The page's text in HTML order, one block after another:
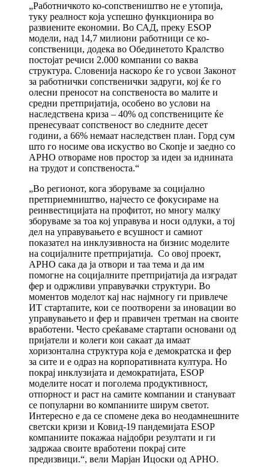
„Работничкото ко-сопствеништво не е утопија,
туку реалност која успешно функционира во
развиените економии. Во САД, преку ESOP
модели, над 14,7 милиони работници се ко-
сопственици, додека во Обединетото Кралство
постојат речиси 2.000 компании со ваква
структура. Словенија наскоро ќе го усвои Законот
за работнички сопственички задруги, кој ќе го
олесни преносот на сопственоста во малите и
средни претпријатија, особено во услови на
наследствена криза – 40% од сопствениците ќе
пренесуваат сопственост во следните десет
години, а 66% немаат наследствен план. Горд сум
што го носиме ова искуство во Скопје и заедно со
АРНО отвораме нов простор за идеи за иднината
на трудот и сопственоста.“
„Во регионот, кога зборуваме за социјално
претприемништво, најчесто се фокусираме на
реинвестицијата на профитот, но многу малку
зборуваме за тоа кој управува и носи одлуки, а тој
дел на управувањето е всушност и самиот
показател на инклузивноста на бизнис моделите
на социјалните претпријатија. Со овој проект,
АРНО сака да ја отвори и таа тема и да им
помогне на социјалните претпријатија да изградат
фер и одржливи управувачки структури. Во
моментов моделот кај нас најмногу ги привлече
ИТ стартапите, кои се поотворени за иновации во
управувањето и фер и правичен третман на своите
вработени. Често среќаваме стартапи основани од
пријатели и колеги кои сакаат да имаат
хоризонтална структура која е демократска и фер
за сите и е одраз на корпоративната култура. Но
покрај инклузијата и демократијата, ESOP
моделите носат и поголема продуктивност,
отпорност и раст на самите компании и стануваат
сe популарни во компаниите ширум светот.
Интересно е да се спомене дека во неодамнешните
светски кризи и Ковид-19 пандемијата ESOP
компаниите покажаа најдобри резултати и ги
задржаа своите вработени покрај сите
предизвици.“, вели Марјан Ицоски од АРНО.